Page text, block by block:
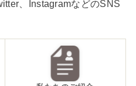
、InstagramなどのSNS